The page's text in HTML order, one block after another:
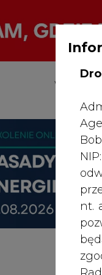
WYDAWCA
nt.